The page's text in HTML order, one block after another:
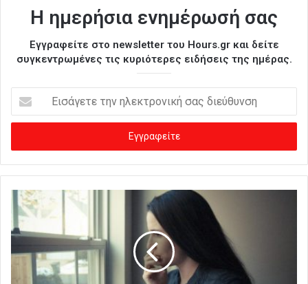
Η ημερήσια ενημέρωσή σας
Εγγραφείτε στο newsletter του Hours.gr και δείτε
συγκεντρωμένες τις κυριότερες ειδήσεις της ημέρας.
σ
γ
ε
η
ν
η